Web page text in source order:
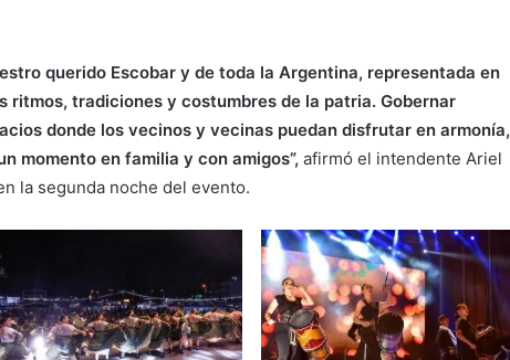
querido Escobar y de toda la Argentina, representada en
ritmos, tradiciones y costumbres de la patria. Gobernar
donde los vecinos y vecinas puedan disfrutar en armonía,
momento en familia y con amigos”, afirmó el intendente Ariel
la segunda noche del evento.